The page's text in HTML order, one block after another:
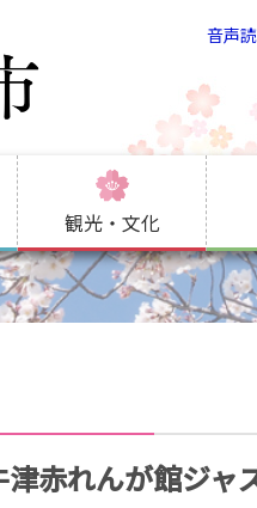
音声
観光・文化
津赤れんが館ジ